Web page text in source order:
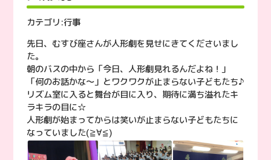
カテゴリ:行事
先日、むすび座さんが人形劇を見せにきてくださいまし
た。
朝のバスの中から「今日、人形劇見れるんだよね！」
「何のお話かな〜」とワクワクが止まらない子どもたち♪
リズム室に入ると舞台が目に入り、期待に満ち溢れたキ
ラキラの目に☆
人形劇が始まってからは笑いが止まらない子どもたちに
なっていました(≧∀≦)